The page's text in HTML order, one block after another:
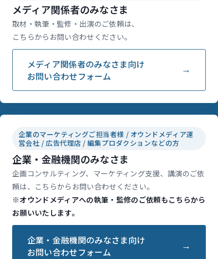
メディア関係者のみなさま
取材・執筆・監修・出演のご依頼は、
こちらからお問い合わせください。
メディア関係者のみなさま向け
お問い合わせフォーム
企業のマーケティングご担当者様 / オウンドメディア運
営会社 / 広告代理店 / 編集プロダクションなどの方
企業・金融機関のみなさま
企画コンサルティング、マーケティング支援、講演のご依
頼は、こちらからお問い合わせください。
※オウンドメディアへの執筆・監修のご依頼もこちらから
お願いいたします。
企業・金融機関のみなさま向け
お問い合わせフォーム